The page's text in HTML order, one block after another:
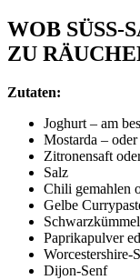
WOB SÜSS-
ZU
Zutaten:
Joghurt – am
Mostarda –
Zitronensaft
Salz
Chili gemahlen
Gelbe
Paprikapulver
Worcestershire-
Dijon-Senf